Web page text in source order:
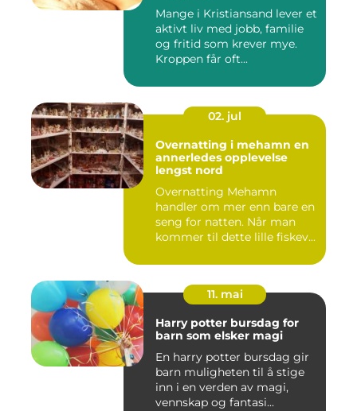
Mange i Kristiansand lever et
aktivt liv med jobb, familie
og fritid som krever mye.
Kroppen får oft...
02. jul
Overnatting i mehamn en
annerledes opplevelse
lengst nord
Overnatting Mehamn
handler om mer enn bare en
seng for natten. Når man
kommer til dette lille fiskev...
11. mai
Harry potter bursdag for
barn som elsker magi
En harry potter bursdag gir
barn muligheten til å stige
inn i en verden av magi,
vennskap og fantasi...